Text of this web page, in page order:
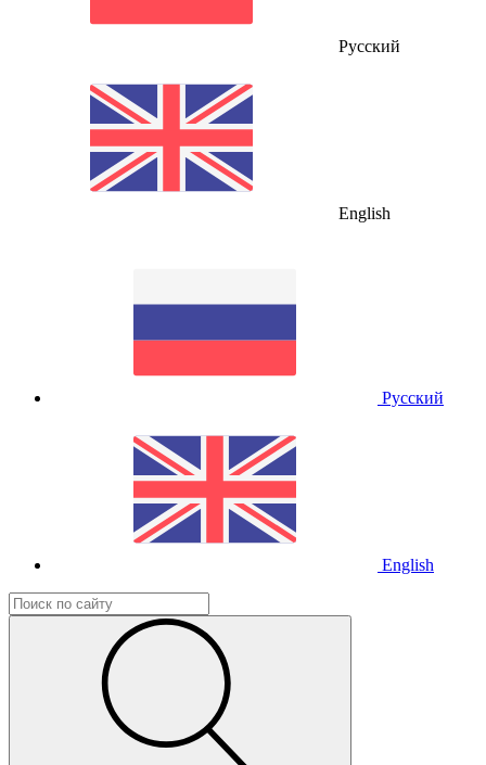
Русский
English
Русский
English